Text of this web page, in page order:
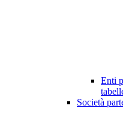
Enti
Società